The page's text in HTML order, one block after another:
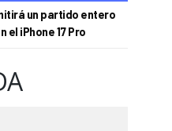
un partido entero
el iPhone 17 Pro